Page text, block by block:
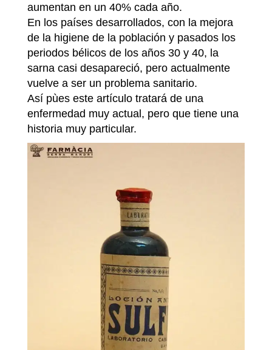
aumentan en un 40% cada año.
En los países desarrollados, con la mejora
de la higiene de la población y pasados los
periodos bélicos de los años 30 y 40, la
sarna casi desapareció, pero actualmente
vuelve a ser un problema sanitario.
Así pùes este artículo tratará de una
enfermedad muy actual, pero que tiene una
historia muy particular.